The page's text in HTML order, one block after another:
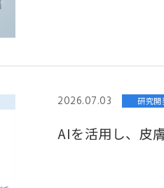
2026.07.03 研究開
AIを活用し、皮